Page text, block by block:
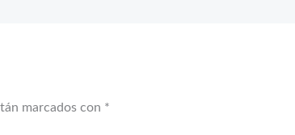
marcados con *